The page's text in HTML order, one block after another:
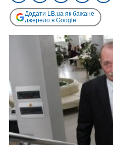
Додати LB.ua як бажане
джерело в Google